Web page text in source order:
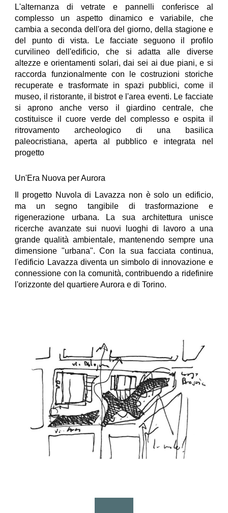
L'alternanza di vetrate e pannelli conferisce al
complesso un aspetto dinamico e variabile, che
cambia a seconda dell'ora del giorno, della stagione e
del punto di vista. Le facciate seguono il profilo
curvilineo dell'edificio, che si adatta alle diverse
altezze e orientamenti solari, dai sei ai due piani, e si
raccorda funzionalmente con le costruzioni storiche
recuperate e trasformate in spazi pubblici, come il
museo, il ristorante, il bistrot e l'area eventi. Le facciate
si aprono anche verso il giardino centrale, che
costituisce il cuore verde del complesso e ospita il
ritrovamento archeologico di una basilica
paleocristiana, aperta al pubblico e integrata nel
progetto
Un'Era Nuova per Aurora
Il progetto Nuvola di Lavazza non è solo un edificio,
ma un segno tangibile di trasformazione e
rigenerazione urbana. La sua architettura unisce
ricerche avanzate sui nuovi luoghi di lavoro a una
grande qualità ambientale, mantenendo sempre una
dimensione "urbana". Con la sua facciata continua,
l'edificio Lavazza diventa un simbolo di innovazione e
connessione con la comunità, contribuendo a ridefinire
l'orizzontedel quartiereAurora e di Torino.